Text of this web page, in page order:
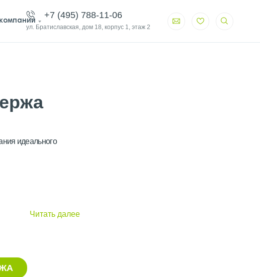
+7 (495) 788-11-06
ул. Братиславская, дом 18, корпус 1, этаж 2
идеального
Читать далее